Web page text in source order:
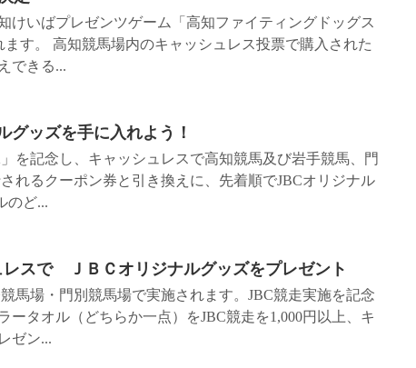
けいばプレゼンツゲーム「高知ファイティングドッグス
す。 高知競馬場内のキャッシュレス投票で購入された
できる...
グッズを手に入れよう！
を記念し、キャッシュレスで高知競馬及び岩手競馬、門
れるクーポン券と引き換えに、先着順でJBCオリジナル
のど...
スで ＪＢＣオリジナルグッズをプレゼント
馬場・門別競馬場で実施されます。JBC競走実施を記念
タオル（どちらか一点）をJBC競走を1,000円以上、キ
ゼン...